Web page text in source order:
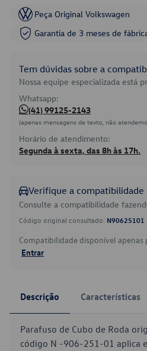
Peça Original Volkswagen
Garantia de 3 meses de
Tem dúvidas sobre a
Nossa equipe especializada está
Whatsapp:
(41) 99125-2143
(apenas mensagens de texto, não
Horário de atendimento:
Segunda à sexta, das 8h às 17h.
Verifique a compatibilidade
Consulte a compatibilidade
Código original consultado: N90625101
Compatibilidade disponível apenas
Entrar
Descrição Características
Parafuso de Cubo de Roda
código N -906-251-01 aplica